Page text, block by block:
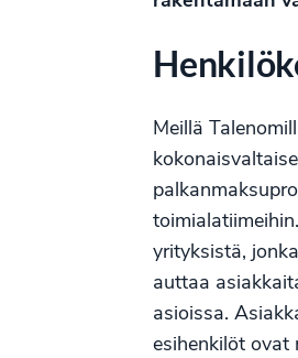
Meillä
yrityksistä,
auttaa
asioissa.
esihenkilöt ovat